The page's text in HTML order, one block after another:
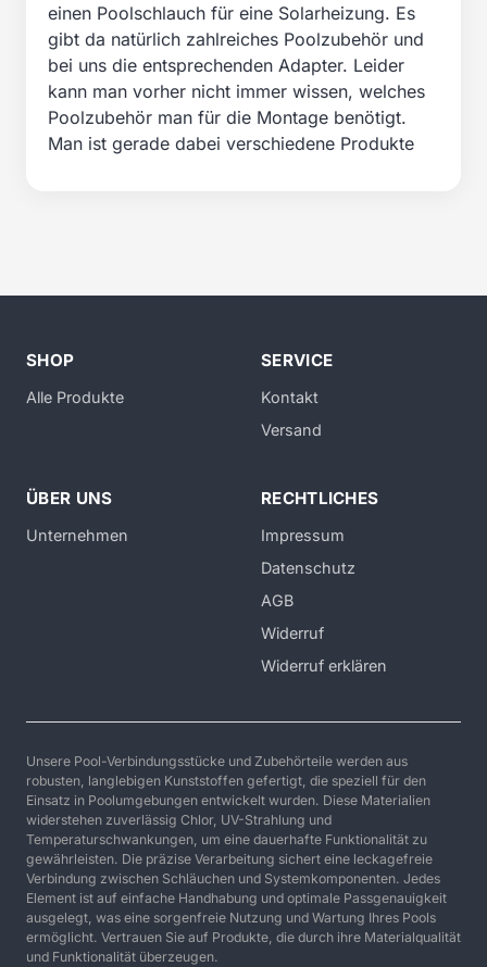
einen Poolschlauch für eine Solarheizung. Es
gibt da natürlich zahlreiches Poolzubehör und
bei uns die entsprechenden Adapter. Leider
kann man vorher nicht immer wissen, welches
Poolzubehör man für die Montage benötigt.
Man ist gerade dabei verschiedene Produkte
SHOP
Alle Produkte
SERVICE
Kontakt
Versand
ÜBER UNS
Unternehmen
RECHTLICHES
Impressum
Datenschutz
AGB
Widerruf
Widerruf erklären
Unsere Pool-Verbindungsstücke und Zubehörteile werden aus
robusten, langlebigen Kunststoffen gefertigt, die speziell für den
Einsatz in Poolumgebungen entwickelt wurden. Diese Materialien
widerstehen zuverlässig Chlor, UV-Strahlung und
Temperaturschwankungen, um eine dauerhafte Funktionalität zu
gewährleisten. Die präzise Verarbeitung sichert eine leckagefreie
Verbindung zwischen Schläuchen und Systemkomponenten. Jedes
Element ist auf einfache Handhabung und optimale Passgenauigkeit
ausgelegt, was eine sorgenfreie Nutzung und Wartung Ihres Pools
ermöglicht. Vertrauen Sie auf Produkte, die durch ihre Materialqualität
und Funktionalität überzeugen.